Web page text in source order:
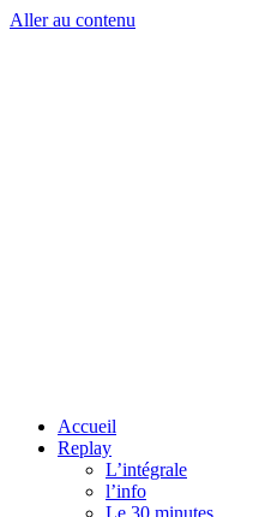
Aller au contenu
Accueil
Replay
L’intégrale
l’info
Le 30 minutes